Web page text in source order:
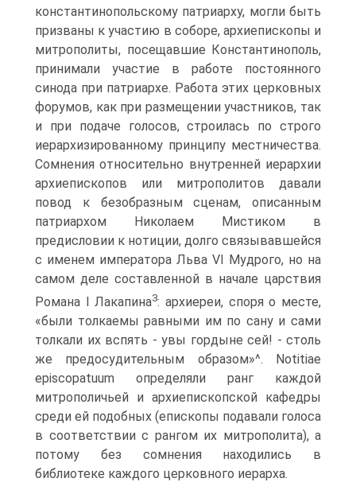
константинопольскому патриарху, могли быть
призваны к участию в соборе, архиепископы и
митрополиты, посещавшие Константинополь,
принимали участие в работе постоянного
синода при патриархе. Работа этих церковных
форумов, как при размещении участников, так
и при подаче голосов, строилась по строго
иерархизированному принципу местничества.
Сомнения относительно внутренней иерархии
архиепископов или митрополитов давали
повод к безобразным сценам, описанным
патриархом Николаем Мистиком в
предисловии к нотиции, долго связывавшейся
с именем императора Льва VI Мудрого, но на
самом деле составленной в начале царствия
Романа I Лакапина3: архиереи, споря о месте,
«были толкаемы равными им по сану и сами
толкали их вспять - увы гордыне сей! - столь
же предосудительным образом»^. Notitiae
episcopatuum определяли ранг каждой
митрополичьей и архиепископской кафедры
среди ей подобных (епископы подавали голоса
в соответствии с рангом их митрополита), а
потому без сомнения находились в
библиотеке каждого церковного иерарха.